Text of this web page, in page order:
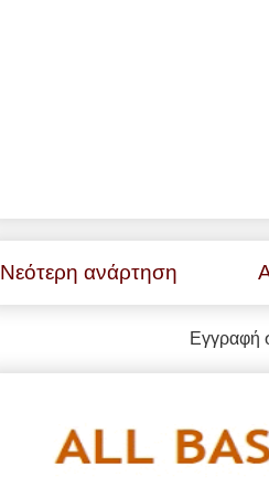
Νεότερη ανάρτηση
Εγγραφή